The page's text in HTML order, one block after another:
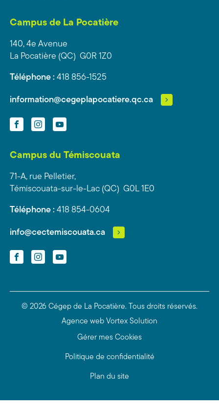
Campus de La Pocatière
140, 4e Avenue
La Pocatière (QC) G0R 1Z0
Téléphone : 418 856-1525
information@cegeplapocatiere.qc.ca
FacebookInstagramYouTube
Campus du Témiscouata
71-A, rue Pelletier,
Témiscouata-sur-le-Lac (QC) G0L 1E0
Téléphone : 418 854-0604
info@cectemiscouata.ca
FacebookInstagramYouTube
© 2026 Cégep de La Pocatière.
Tous droits réservés.
Agence web Vortex Solution
Gérer mes Cookies
Politique de confidentialité
Plan du site